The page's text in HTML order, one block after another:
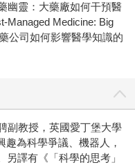
幽靈：大藥廠如何干預醫
Managed Medicine: Big
公司如何影響醫學知識的
副教授，英國愛丁堡大學
為科學爭議、機器人，
譯有《「科學的思考」